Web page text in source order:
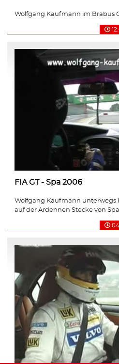
Wolfgang Kaufmann im Brabus
FIA GT - Spa 2006
Wolfgang Kaufmann unterwegs
auf der Ardennen Stecke von